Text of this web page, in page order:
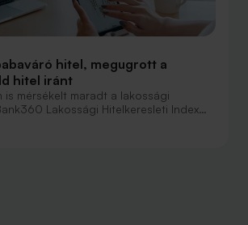
hitel, megugrott a
hitel iránt
is mérsékelt maradt a lakossági
Lakossági Hitelkeresleti Index
főbb lakossági hiteltípusok iránti